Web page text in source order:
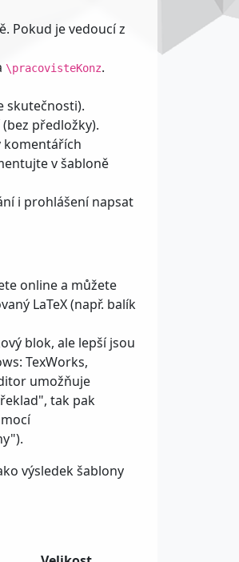
Pokud je vedoucí z
\pracovisteKonz.
skutečnosti).
(bez předložky).
komentářích
v šabloně
i prohlášení napsat
online a můžete
LaTeX (např. balík
blok, ale lepší jsou
TexWorks,
umožňuje
tak pak
výsledek šablony